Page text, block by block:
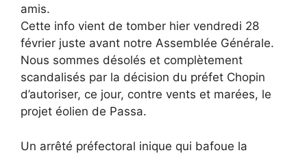
amis.
Cette info vient de tomber hier vendredi 28
février juste avant notre Assemblée Générale.
Nous sommes désolés et complètement
scandalisés par la décision du préfet Chopin
d’autoriser, ce jour, contre vents et marées, le
projet éolien de Passa.
Un arrêté préfectoral inique qui bafoue la